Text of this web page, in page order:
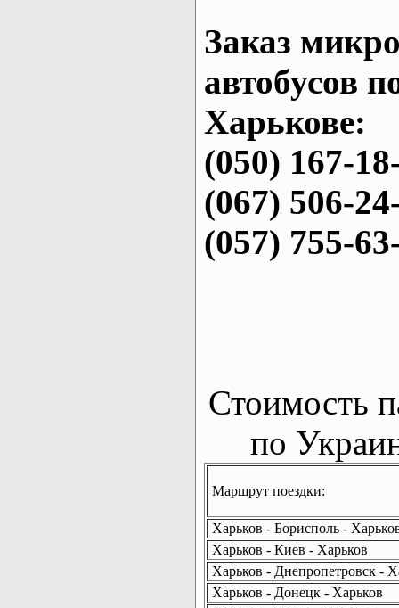
Заказ
автобусов
Харькове:
(050) 167-
(067) 506-
(057) 755-
Стоимость
по
Маршрут поездки:
Харьков - Борисполь -
Харьков - Киев - Харьков
Харьков - Днепропетровск -
Харьков - Донецк - Харьков